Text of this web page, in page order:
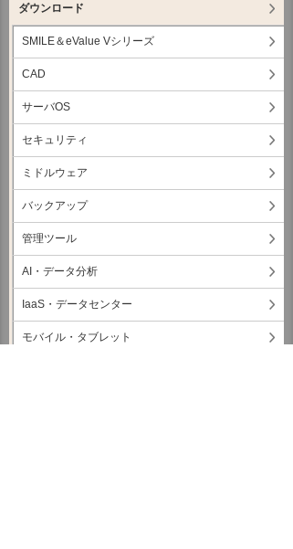
ダウンロード
SMILE＆eValue Vシリーズ
CAD
サーバOS
セキュリティ
ミドルウェア
バックアップ
管理ツール
AI・データ分析
IaaS・データセンター
モバイル・タブレット